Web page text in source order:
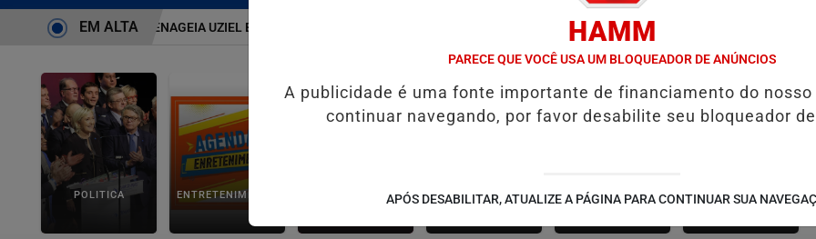
É BRUTO” HOMENAGEIA UZIEL BUENO NO TERRAÇO MINEIRO SALVADOR RECEBE A SMART FIT RUN EM AGOSTO: ESPORTE,
EM ALTA
POLITICA ENTRETENIMENTO SALVADOR AQUI! SÃO JOÃO 2.6
NOTÍCIAS
FUTEBOL
HAMM
PARECE QUE VOCÊ USA UM BLOQUEADOR DE ANÚNCIOS
A publicidade é uma fonte importante de financiamento do nosso
continuar navegando, por favor desabilite seu bloqueador
APÓS DESABILITAR, ATUALIZE A PÁGINA PARA CONTINUAR SUA